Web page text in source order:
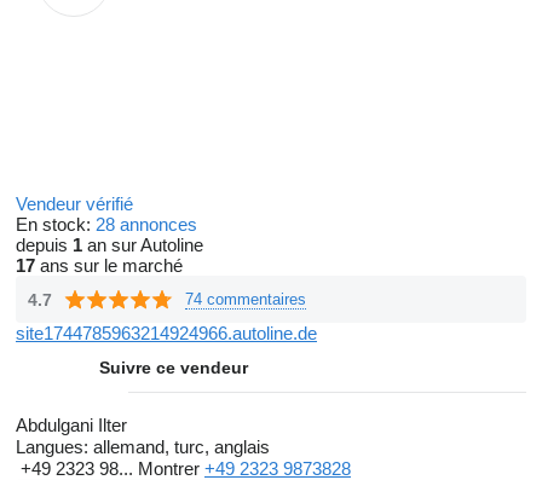
Vendeur vérifié
En stock: 28 annonces
depuis 1 an sur Autoline
17 ans sur le marché
4.7 74 commentaires
site1744785963214924966.autoline.de
Suivre ce vendeur
Abdulgani Ilter
Langues: allemand, turc, anglais
+49 2323 98... Montrer +49 2323 9873828